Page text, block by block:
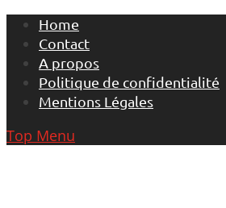
Skip
content
Home
Contact
A propos
Politique de confidentialité
Mentions Légales
Top Menu